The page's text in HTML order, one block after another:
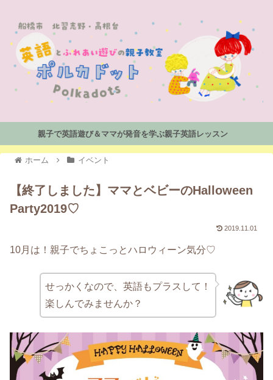
親子で英語遊び＆ママが発音を学ぶ親子英語レッスン
ホーム イベント
【終了しました】ママとベビーのHalloween
Party2019♡
2019.11.01
10月は！親子でちょこっとハロウィーン気分♡
せっかくなので、英語もプラスして！
楽しんでみませんか？